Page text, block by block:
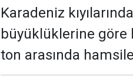
Karadeniz
büyüklüklerine göre
ton arasında